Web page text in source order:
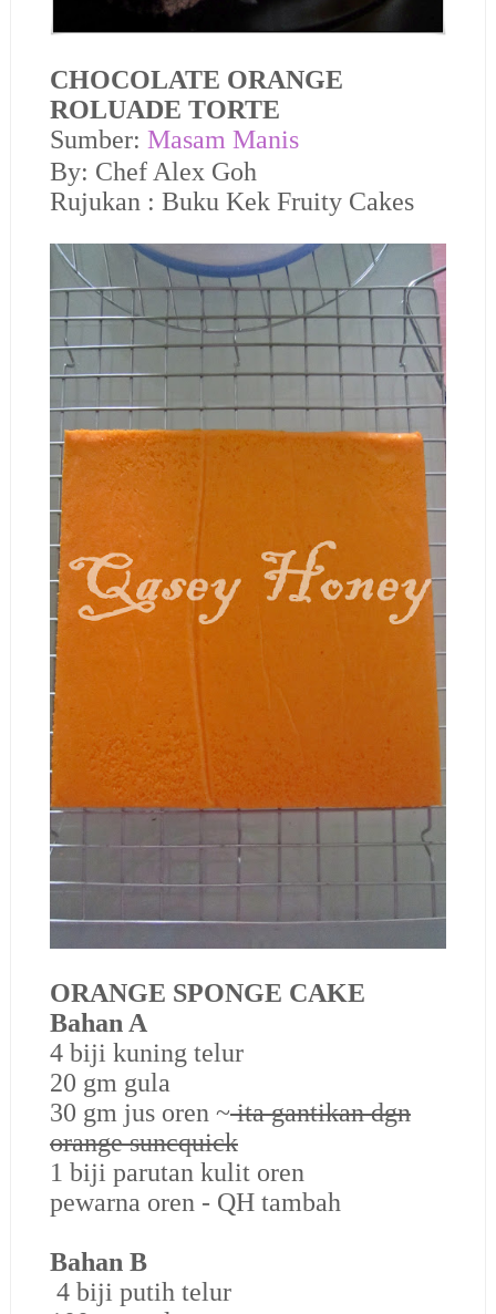
CHOCOLATE ORANGE
ROLUADE TORTE
Sumber: Masam Manis
By: Chef Alex Goh
Rujukan : Buku Kek Fruity Cakes
ORANGE SPONGE CAKE
Bahan A
4 biji kuning telur
20 gm gula
30 gm jus oren ~ita gantikan dgn
orange suncquick
1 biji parutan kulit oren
pewarna oren - QH tambah
Bahan B
4 biji putih telur